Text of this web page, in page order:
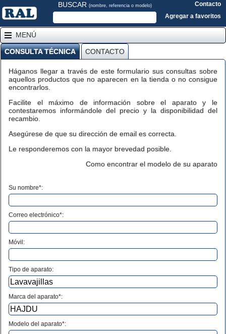
BUSCAR (nombre, referencia o modelo)
Contacto
Agregar a favoritos
MENÚ
CONSULTA TÉCNICA CONTACTO
Háganos llegar a través de este formulario sus consultas sobre
aquellos productos que no aparecen en la tienda o no consigue
encontrarlos.
Facilite el máximo de información sobre el aparato y le
contestaremos informándole del precio y la disponibilidad del
recambio.
Asegúrese de que su dirección de email es correcta.
Le responderemos con la mayor brevedad posible.
Como encontrar el modelo de su aparato
Su nombre*:
Correo electrónico*:
Móvil:
Tipo de aparato:
Marca del aparato*:
Modelo del aparato*: